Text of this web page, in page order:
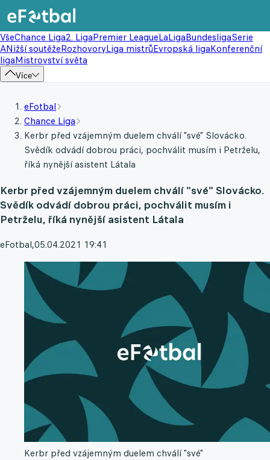
VšeChance Liga2. LigaPremier LeagueLaLigaBundesligaSerie
ANižší soutěžeRozhovoryLiga mistrůEvropská ligaKonferenční
ligaMistrovství světa
Více
eFotbal
Chance Liga
Kerbr před vzájemným duelem chválí "své" Slovácko.
Svědík odvádí dobrou práci, pochválit musím i Petrželu,
říká nynější asistent Látala
Kerbr před vzájemným duelem chválí "své" Slovácko.
Svědík odvádí dobrou práci, pochválit musím i
Petrželu, říká nynější asistent Látala
eFotbal,05.04.2021 19:41
Kerbr před vzájemným duelem chválí "své"